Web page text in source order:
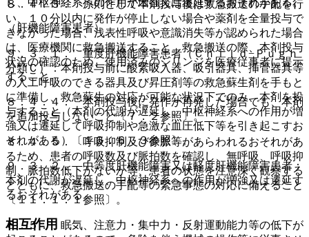
し、中枢神経系への作用が増強又は遷延するおそれがある。
（肝機能障害患者）
９．３．１． 重度肝機能障害患者（Ｃｈｉｌｄ−Ｐｕｇｈ
分類Ｃ）：本剤投与前に酸素吸入器、吸引器具、挿管器具等
の人工呼吸のできる器具及び昇圧剤等の救急蘇生剤を手もと
に準備し、救急蘇生の対応が可能な状況下でのみ、本剤を投
与すること（本剤の代謝が遅延し、中枢神経系への作用が増
強又は遷延して呼吸抑制や急激な血圧低下等を引き起こすお
それがある）〔１６．６．３参照〕。
９．３．２． 中等度肝機能障害又は軽度肝機能障害患者：
本剤の代謝が遅延し、中枢神経系への作用が増強又は遷延す
るおそれがある。
相互作用
８．４．３． 原則として本剤投与後は救急搬送の手配を行
い、１０分以内に発作が停止しない場合や薬剤を全量投与で
きなかった場合、浅表性呼吸や意識消失等が認められた場合
は、医療機関に救急搬送すること。救急搬送の際、本剤投与
状況の確認のため、使用済みのシリンジを医療従事者に提示
すること。
８．４．４． 本剤投与後に発作が再発した場合でも、本剤
を追加投与しないこと〔７．２参照〕。
８．４．５． 呼吸抑制及び徐脈等があらわれるおそれがあ
るため、患者の呼吸数及び脈拍数を確認し、無呼吸、呼吸抑
制、脈拍数低下がないか等、患者の状態を注意深く観察する
とともに、救急搬送の手配等の緊急事態の対応に備えること
〔１１．１．１参照〕。
８．５． 眠気、注意力・集中力・反射運動能力等の低下が